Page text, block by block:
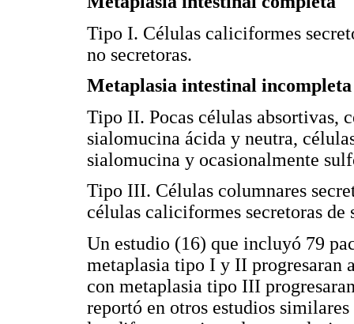
Tipo I. Células caliciformes
no secretoras.
Metaplasia intestinal incompleta
Tipo II. Pocas células absortivas,
sialomucina ácida y neutra,
sialomucina y ocasionalmente
Tipo III. Células columnares
células caliciformes secretoras
Un estudio (16) que incluyó 79
metaplasia tipo I y II progresaran
con metaplasia tipo III
reportó en otros estudios